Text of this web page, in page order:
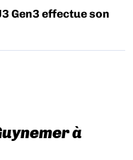
Gen3 effectue son
à